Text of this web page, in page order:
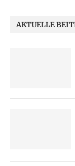
AKTUELLE